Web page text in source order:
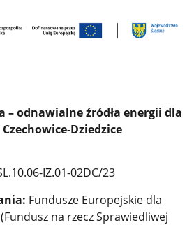
– odnawialne źródła energii dla
Dziedzice
IZ.01-02DC/23
Fundusze Europejskie dla
na rzecz Sprawiedliwej